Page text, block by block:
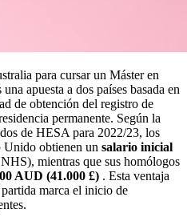
para cursar un Máster en
apuesta a dos países basada en
de obtención del registro de
permanente. Según la
de HESA para 2022/23, los
obtienen un salario inicial
mientras que sus homólogos
AUD (41.000 £) . Esta ventaja
marca el inicio de